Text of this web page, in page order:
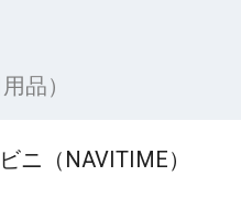
品）
ニ（NAVITIME）